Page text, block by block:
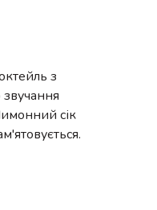
з
звучання
сік